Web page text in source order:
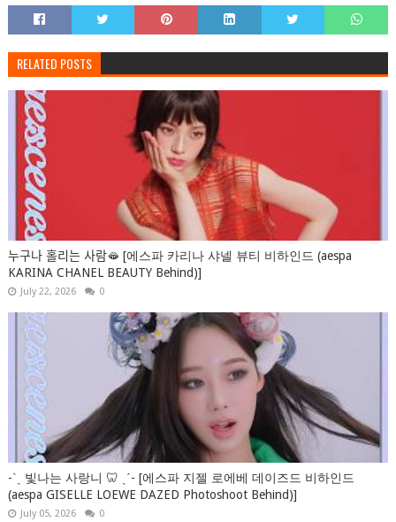
RELATED POSTS
누구나 홀리는 사람🫦 [에스파 카리나 샤넬 뷰티 비하인드 (aespa
KARINA CHANEL BEAUTY Behind)]
July 22, 2026 0
-ˋˏ 빛나는 사랑니 🦷 ˎˊ- [에스파 지젤 로에베 데이즈드 비하인드
(aespa GISELLE LOEWE DAZED Photoshoot Behind)]
July 05, 2026 0